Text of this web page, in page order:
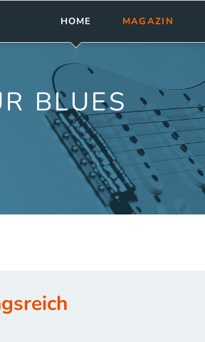
HOME MAGAZIN
Aktuelle Ausgabe
bluesnews ab Nr.
bluesnews Nr. 51
bluesnews Nr. 01
Leserservice
BLUES